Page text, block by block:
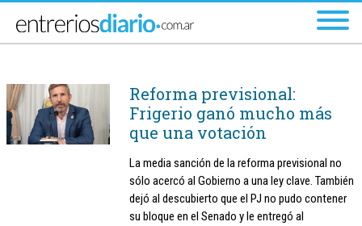
Reforma previsional:
Frigerio ganó mucho más
que una votación
La media sanción de la reforma previsional no
sólo acercó al Gobierno a una ley clave. También
dejó al descubierto que el PJ no pudo contener
su bloque en el Senado y le entregó al